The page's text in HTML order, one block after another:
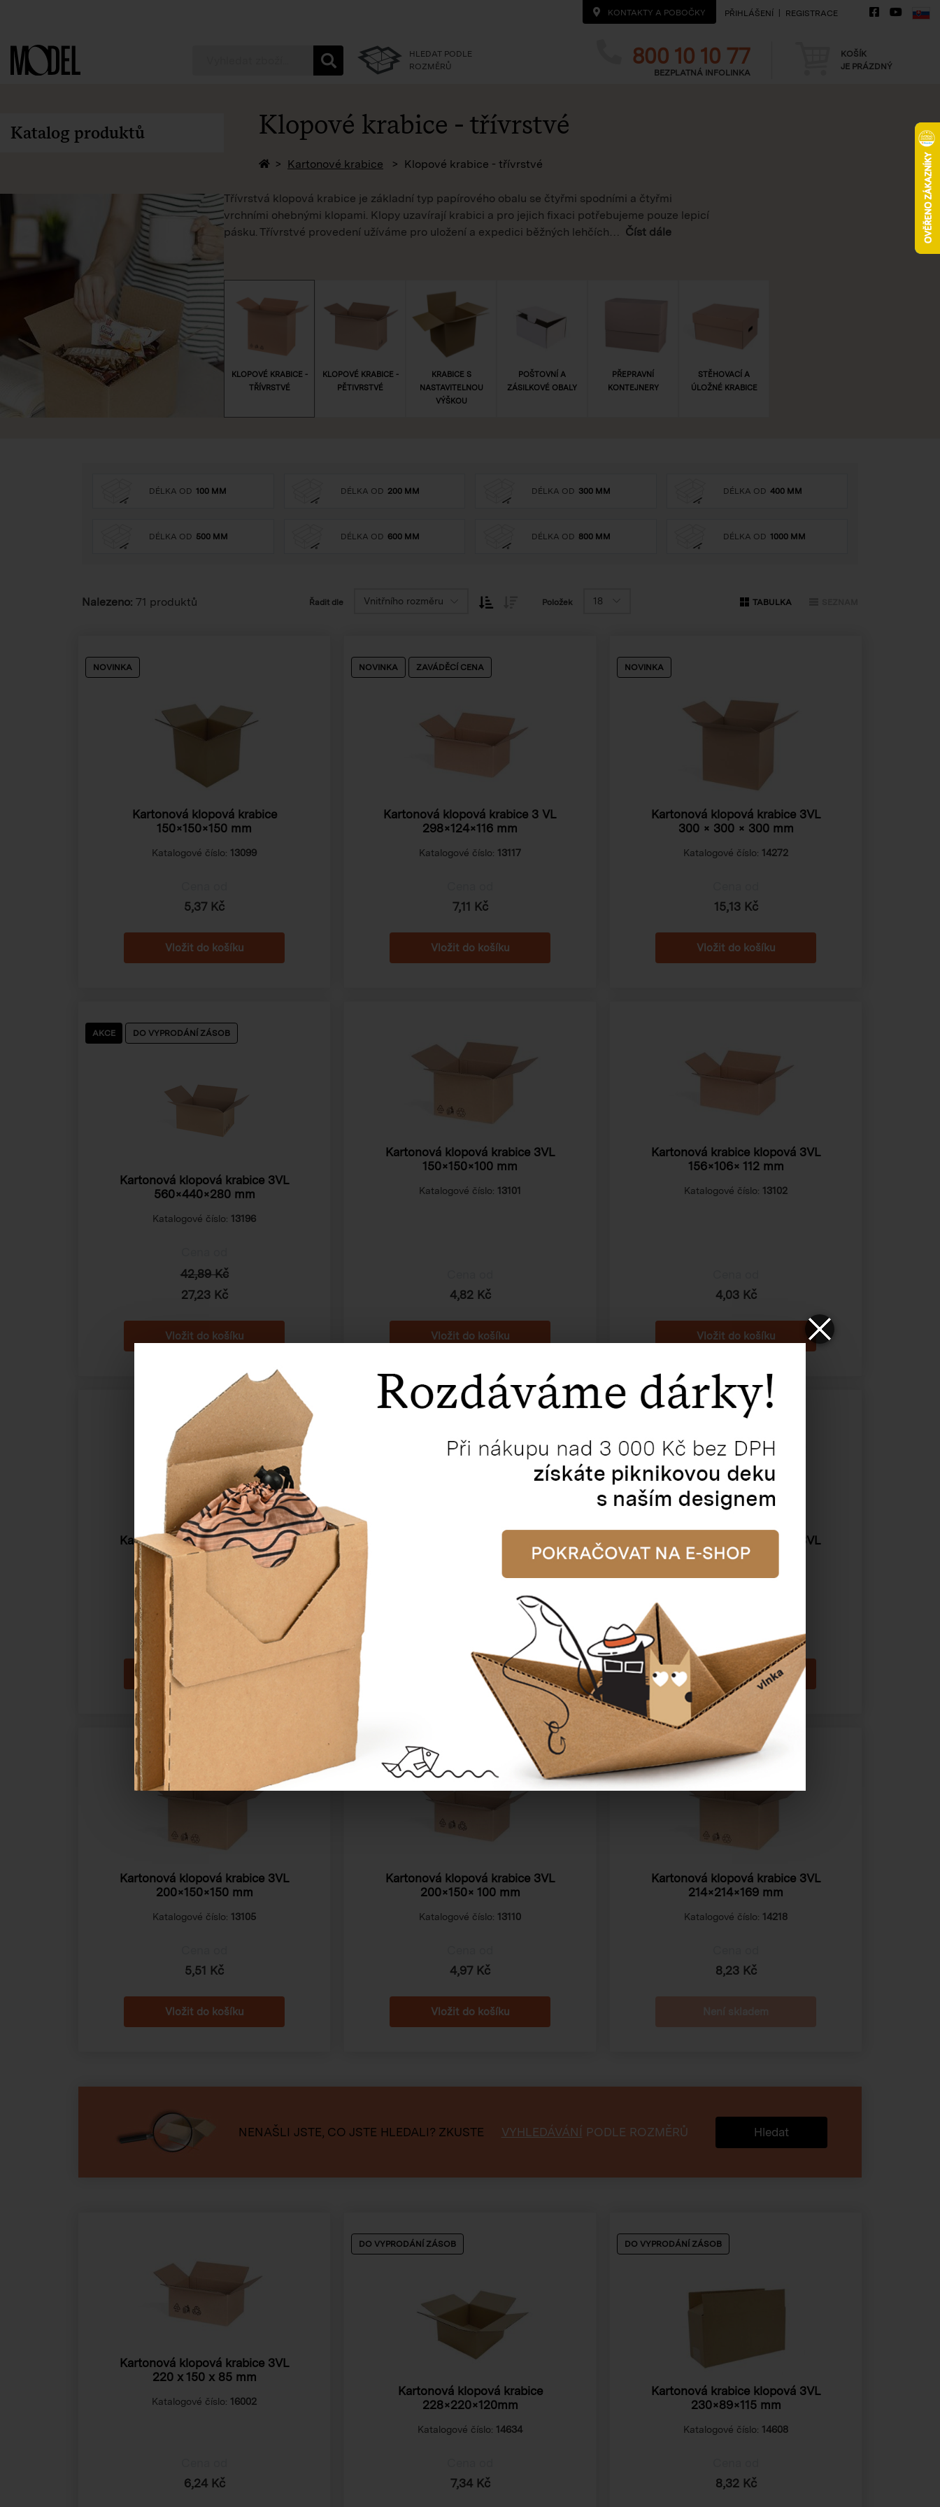
KONTAKTY A POBOČKY PŘIHLÁŠENÍ REGISTRACE
PackShop
HLEDAT PODLE
ROZMĚRŮ
Telefon
800 10 10 77
BEZPLATNÁ INFOLINKA Košík
KOŠÍK
JE PRÁZDNÝ
Katalog produktů Klopové krabice - třívrstvé
Zpět na homepage
Kartonové krabice Klopové krabice - třívrstvé
Třívrstvá klopová krabice je základní typ papírového obalu se čtyřmi spodními a čtyřmi
vrchními ohebnými klopami. Klopy uzavírají krabici a pro jejich fixaci potřebujeme pouze lepicí
pásku. Třívrstvé provedení užíváme pro uložení a expedici běžných lehčích… Číst dále
KLOPOVÉ KRABICE -
TŘÍVRSTVÉ
KLOPOVÉ KRABICE -
PĚTIVRSTVÉ
KRABICE S
NASTAVITELNOU
VÝŠKOU
POŠTOVNÍ A
ZÁSILKOVÉ OBALY
PŘEPRAVNÍ
KONTEJNERY
STĚHOVACÍ A
ÚLOŽNÉ KRABICE
DÉLKA OD 100 MM DÉLKA OD 200 MM DÉLKA OD 300 MM DÉLKA OD 400 MM
DÉLKA OD 500 MM DÉLKA OD 600 MM DÉLKA OD 800 MM DÉLKA OD 1000 MM
Nalezeno: 71 produktů Řadit dle Vnitřního rozměru Položek 18 TABULKA
NOVINKA
Kartonová klopová krabice
150×150×150 mm
Katalogové číslo: 13099
5,37 Kč
NOVINKA ZAVÁDĚCÍ CENA
Kartonová klopová krabice 3 VL
298×124×116 mm
Katalogové číslo: 13117
7,11 Kč
NOVINKA
Kartonová klopová krabice 3VL
300 × 300 × 300 mm
Katalogové číslo: 14272
15,13 Kč
AKCE DO VYPRODÁNÍ ZÁSOB
Kartonová klopová krabice 3VL
560×440×280 mm
Katalogové číslo: 13196
42,89 Kč
27,23 Kč
Kartonová klopová krabice 3VL
150×150×100 mm
Katalogové číslo: 13101
4,82 Kč
Kartonová krabice klopová 3VL
156×106× 112 mm
Katalogové číslo: 13102
4,03 Kč
Kartonová klopová krabice 3VL
165×135×65mm
Katalogové číslo:
Cena od
13103
Kartonová klopová krabice 3VL
200×200×150 mm
Katalogové číslo:13107
Kartonová klopová krabice 3VL
200×150×150 mm
Katalogové číslo: 13105
5,51 Kč
Kartonová klopová krabice 3VL
200×150× 100 mm
Katalogové číslo: 13110
4,97 Kč
Kartonová klopová krabice 3VL
214×214×169 mm
Katalogové číslo: 14218
8,23 Kč
NENAŠLI JSTE, CO JSTE HLEDALI? ZKUSTE VYHLEDÁVÁNÍ PODLE ROZMĚRŮ Hledat
Kartonová klopová krabice 3VL
220 x 150 x 85 mm
Katalogové číslo: 16002
6,24 Kč
DO VYPRODÁNÍ ZÁSOB
Kartonová klopová krabice
228×220×120mm
Katalogové číslo: 14634
7,34 Kč
DO VYPRODÁNÍ ZÁSOB
Kartonová krabice klopová 3VL
230×89×115 mm
Katalogové číslo: 14608
8,32 Kč